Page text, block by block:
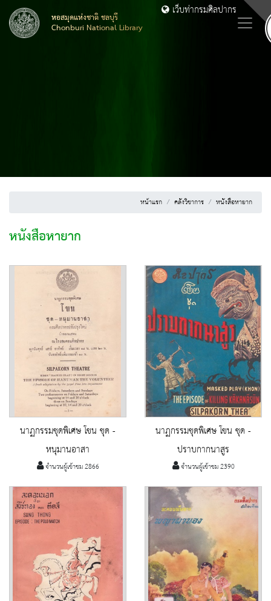
หอสมุดแห่งชาติ ชลบุรี
Chonburi National Library
เว็บท่ากรมศิลปากร
หน้าแรก คลังวิชาการ หนังสือหายาก
หนังสือหายาก
นาฏกรรมชุดพิเศษ โขน ชุด -
หนุมานอาสา
จำนวนผู้เข้าชม 2866
นาฏกรรมชุดพิเศษ โขน ชุด -
ปราบกากนาสูร
จำนวนผู้เข้าชม 2390